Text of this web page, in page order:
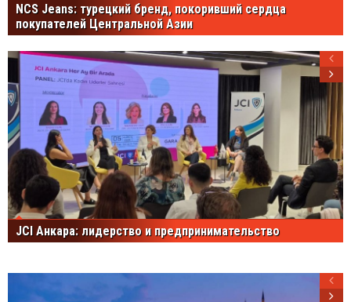
NCS Jeans: турецкий бренд, покоривший сердца
покупателей Центральной Азии
JCI Анкара: лидерство и предпринимательство